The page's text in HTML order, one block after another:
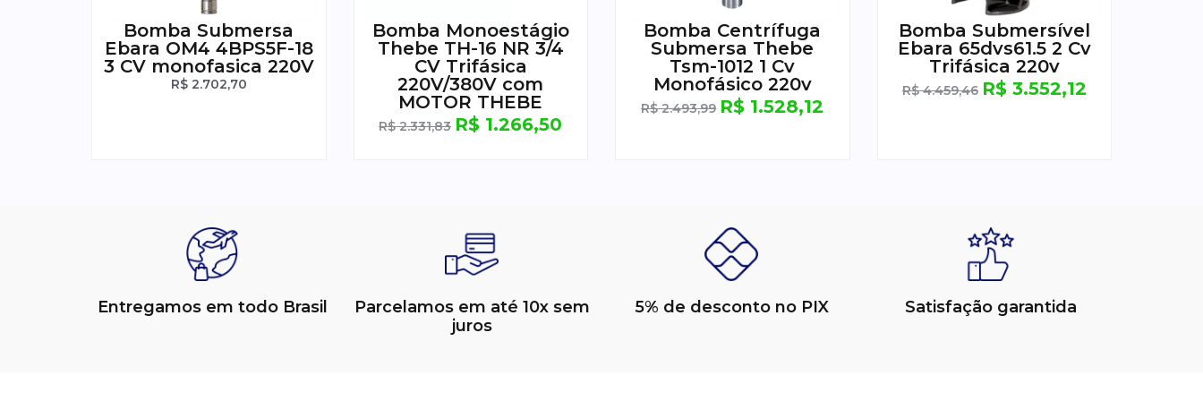
Bomba Submersa
Ebara OM4 4BPS5F-18
3 CV monofasica 220V
R$2.702,70
Bomba Monoestágio
Thebe TH-16 NR 3/4
CV Trifásica
220V/380V com
MOTOR THEBE
R$2.331,83 R$ 1.266,50
Bomba Centrífuga
Submersa Thebe
Tsm-1012 1 Cv
Monofásico 220v
R$2.493,99 R$ 1.528,12
Bomba Submersível
Ebara 65dvs61.5 2 Cv
Trifásica 220v
R$4.459,46 R$3.552,12
Entregamos em todo Brasil
Parcelamos em até 10x sem
juros
5% de desconto no PIX Satisfação garantida